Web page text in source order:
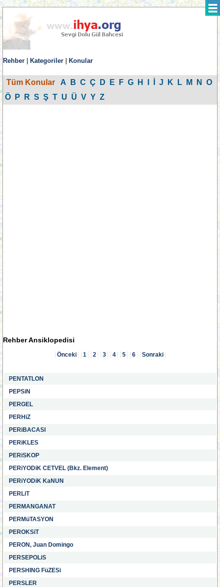
Rehber Kategoriler Konular
Tüm Konular A B C Ç D E F G H J K L M N
O
Ö
P R S Ş T U Ü V Y Z
Rehber Ansiklopedisi
Önceki 1 2 3 4 5 6 Sonraki
PENTATLON
PEPSiN
PERGEL
PERHiZ
PERiBACASI
PERiKLES
PERiSKOP
PERiYODiK CETVEL (Bkz. Element)
PERiYODiK KaNUN
PERLiT
PERMANGANAT
PERMüTASYON
PEROKSiT
PERON, Juan Domingo
PERSEPOLiS
PERSHING FüZESi
PERSLER